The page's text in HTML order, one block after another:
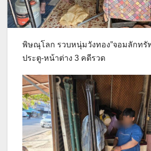
พิษณุโลก รวบหนุ่มวังทอง”จอมลักทรั
ประตู-หน้าต่าง 3 คดีรวด